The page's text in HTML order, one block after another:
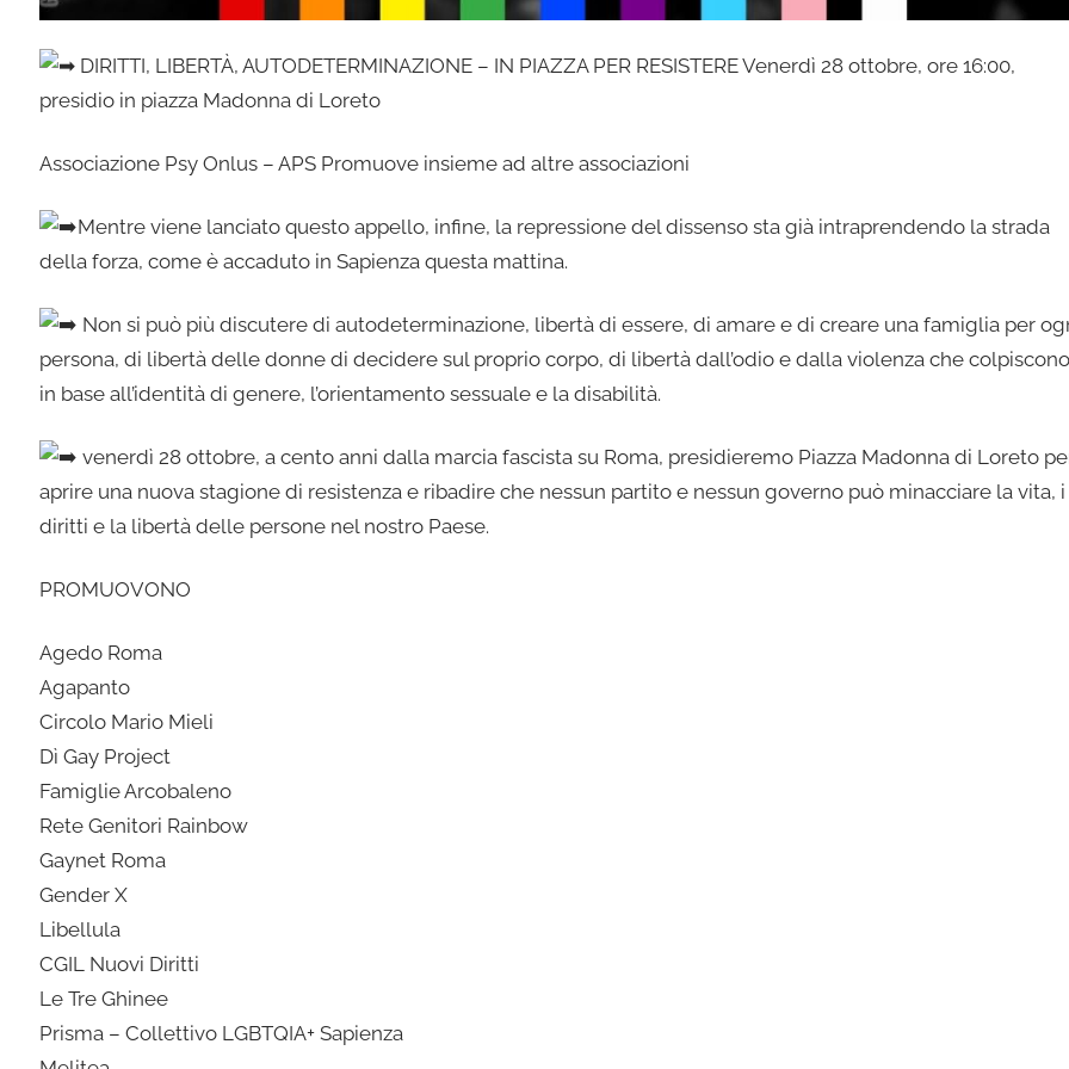
DIRITTI, LIBERTÀ, AUTODETERMINAZIONE – IN PIAZZA PER RESISTERE Venerdì 28 ottobre, ore 16:00,
presidio in piazza Madonna di Loreto
Associazione Psy Onlus – APS Promuove insieme ad altre associazioni
Mentre viene lanciato questo appello, infine, la repressione del dissenso sta già intraprendendo la strada
della forza, come è accaduto in Sapienza questa mattina.
Non si può più discutere di autodeterminazione, libertà di essere, di amare e di creare una famiglia per
persona, di libertà delle donne di decidere sul proprio corpo, di libertà dall’odio e dalla violenza che colpiscono
in base all’identità di genere, l’orientamento sessuale e la disabilità.
venerdì 28 ottobre, a cento anni dalla marcia fascista su Roma, presidieremo Piazza Madonna di Loreto
aprire una nuova stagione di resistenza e ribadire che nessun partito e nessun governo può minacciare la vita, i
diritti e la libertà delle persone nel nostro Paese.
PROMUOVONO
Agedo Roma
Agapanto
Circolo Mario Mieli
Dì Gay Project
Famiglie Arcobaleno
Rete Genitori Rainbow
Gaynet Roma
Gender X
Libellula
CGIL Nuovi Diritti
Le Tre Ghinee
Prisma – Collettivo LGBTQIA+ Sapienza